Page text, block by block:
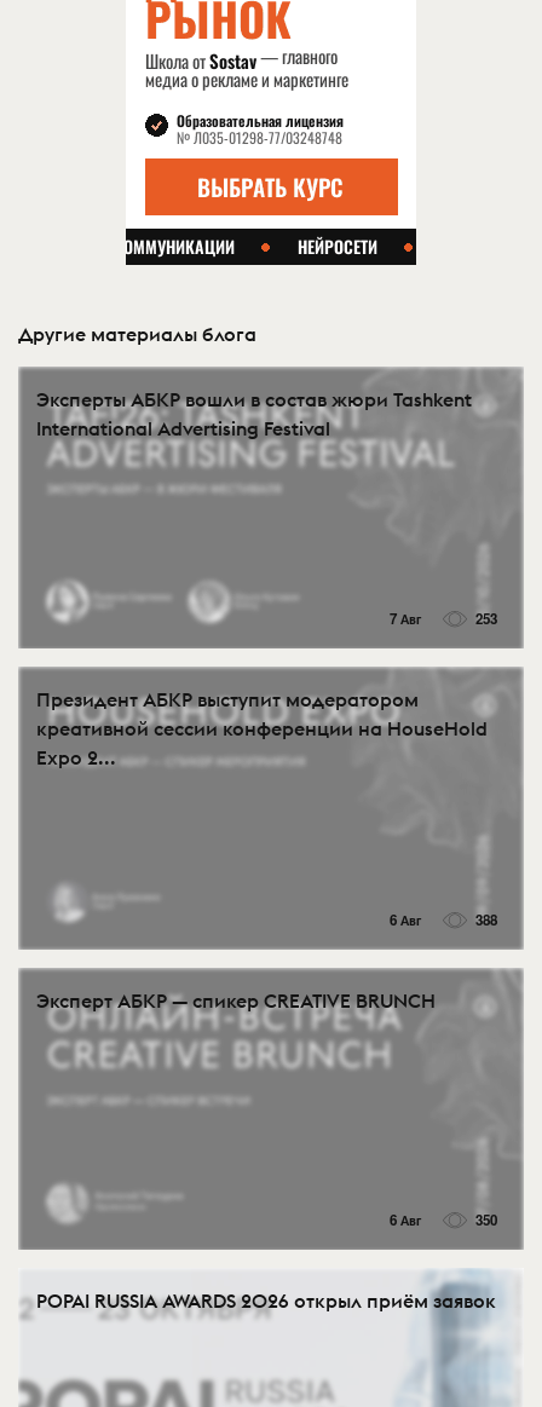
Другие материалы блога
Эксперты АБКР вошли в состав жюри Tashkent
International Advertising Festival
7 Авг 253
Президент АБКР выступит модератором
креативной сессии конференции на HouseHold
Expo 2...
6 Авг 388
Эксперт АБКР — спикер CREATIVE BRUNCH
6 Авг 350
POPAI RUSSIA AWARDS 2026 открыл приём заявок